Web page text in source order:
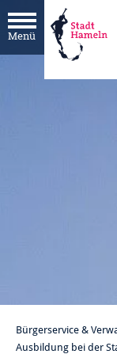
Menü
Bürgerservice &
Ausbildung bei der